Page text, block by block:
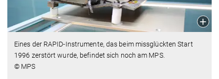
Eines der RAPID-Instrumente, das beim missglückten Start
1996 zerstört wurde, befindet sich noch am MPS.
© MPS